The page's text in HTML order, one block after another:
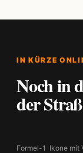
IN KÜRZE
Noch in
der
Formel-1-Ikone mit